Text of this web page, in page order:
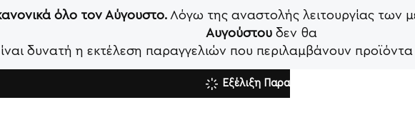
όλο τον Αύγουστο. Λόγω της αναστολής λειτουργίας των
Αυγούστου δεν θα
δυνατή η εκτέλεση παραγγελιών που περιλαμβάνουν προϊόντα
Εξέλιξη Παραγγελίας